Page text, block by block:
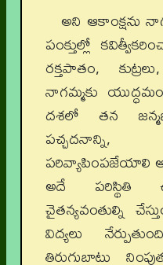
అని ఆకాంక్షను
పంక్తుల్లో
రక్తపాతం,
నాగమ్మకు
దశలో తన
పచ్చదనాన్ని,
పరివ్యాపింపజేయాలి
అదే పరిస్థితి
చైతన్యవంతుల్ని
విద్యలు
తిరుగుబాటు